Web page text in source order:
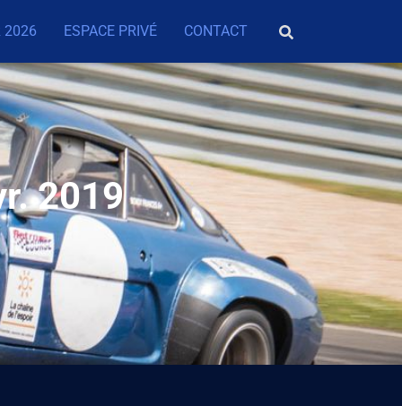
2026 ESPACE PRIVÉ CONTACT
2019